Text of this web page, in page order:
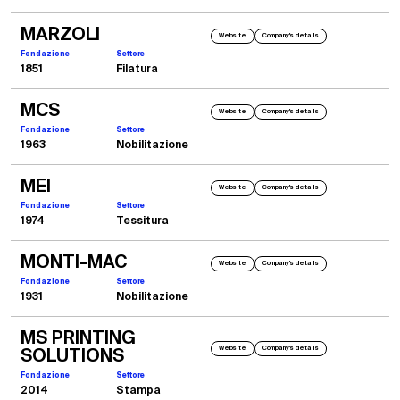
MARZOLI Website Company's details
Fondazione Settore
1851 Filatura
MCS Website Company's details
Fondazione Settore
1963 Nobilitazione
MEI Website Company's details
Fondazione Settore
1974 Tessitura
MONTI-MAC Website Company's details
Fondazione Settore
1931 Nobilitazione
MS PRINTING
SOLUTIONS
Website Company's details
Fondazione Settore
2014 Stampa